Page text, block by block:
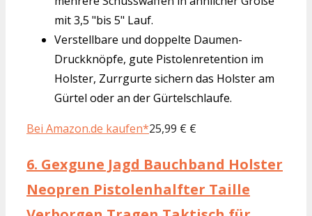
mit 3,5 "bis 5" Lauf.
Verstellbare und doppelte Daumen-
Druckknöpfe, gute Pistolenretention im
Holster, Zurrgurte sichern das Holster am
Gürtel oder an der Gürtelschlaufe.
Bei Amazon.de kaufen*25,99 € €
6. Gexgune Jagd Bauchband Holster
Neopren Pistolenhalfter Taille